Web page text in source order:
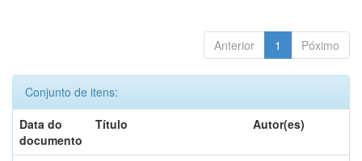
Anterior 1 Póximo
Conjunto de itens:
Data do
documento
Título Autor(es)